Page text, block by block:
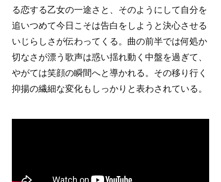
る恋する乙女の一途さと、そのようにして自分を
追いつめて今日こそは告白をしようと決心させる
いじらしさが伝わってくる。曲の前半では何処か
切なさが漂う歌声は惑い揺れ動く中盤を過ぎて、
やがては笑顔の瞬間へと導かれる。その移り行く
抑揚の繊細な変化もしっかりと表わされている。